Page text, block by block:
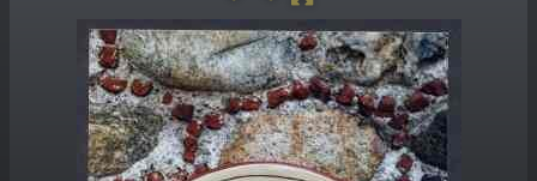
PORTFOLIO▼
CONTACT